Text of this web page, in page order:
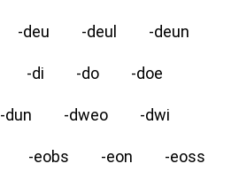
-deu -deul -deun
-di -do -doe
-dun -dweo -dwi
-eobs -eon -eoss